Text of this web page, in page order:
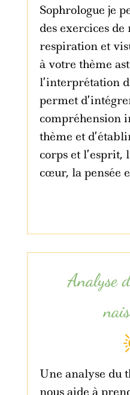
Sophrologue je
des exercices
respiration et
à votre thème
l’interprétation
permet
compréhension
thème et
corps et l’esprit,
cœur, la pensée
Analyse
Une analyse du
nous aide à